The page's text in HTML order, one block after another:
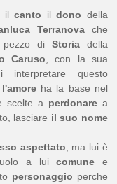
ilcanto ildono della
Terranova che
di Storiadella
Caruso , con la sua
questo
l'amore ha la base nel
scelte a perdonarea
lasciare il suo nome
aspettato , ma lui è
a luicomune e
personaggio perche